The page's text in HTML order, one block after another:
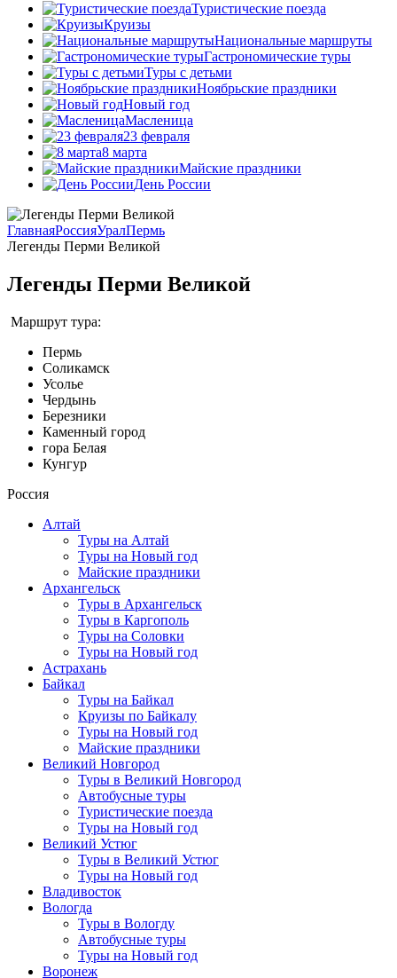
Туристические поезда
Круизы
Национальные маршруты
Гастрономические туры
Туры с детьми
Ноябрьские праздники
Новый год
Масленица
23 февраля
8 марта
Майские праздники
День России
ГлавнаяРоссияУралПермь
Легенды Перми Великой
Легенды Перми Великой
Маршрут тура:
Пермь
Соликамск
Усолье
Чердынь
Березники
Каменный город
гора Белая
Кунгур
Россия
Алтай
Туры на Алтай
Туры на Новый год
Майские праздники
Архангельск
Туры в Архангельск
Туры в Каргополь
Туры на Соловки
Туры на Новый год
Астрахань
Байкал
Туры на Байкал
Круизы по Байкалу
Туры на Новый год
Майские праздники
Великий Новгород
Туры в Великий Новгород
Автобусные туры
Туристические поезда
Туры на Новый год
Великий Устюг
Туры в Великий Устюг
Туры на Новый год
Владивосток
Вологда
Туры в Вологду
Автобусные туры
Туры на Новый год
Воронеж